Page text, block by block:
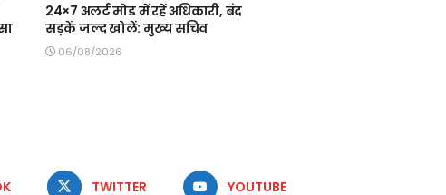
24×7 अलर्ट मोड में रहें अधिकारी, बंद
सड़कें जल्द खोलें: मुख्य सचिव
06/08/2026
TWITTER YOUTUBE